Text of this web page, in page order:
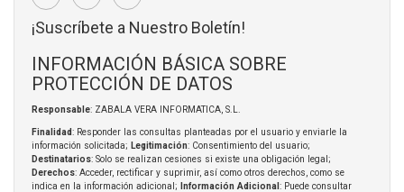
¡Suscríbete a Nuestro Boletín!
INFORMACIÓN BÁSICA SOBRE
PROTECCIÓN DE DATOS
Responsable: ZABALA VERA INFORMATICA, S.L.
Finalidad: Responder las consultas planteadas por el usuario y enviarle la
información solicitada; Legitimación: Consentimiento del usuario;
Destinatarios: Solo se realizan cesiones si existe una obligación legal;
Derechos: Acceder, rectificar y suprimir, así como otros derechos, como se
indica en la información adicional;
Información Adicional : Puede consultar